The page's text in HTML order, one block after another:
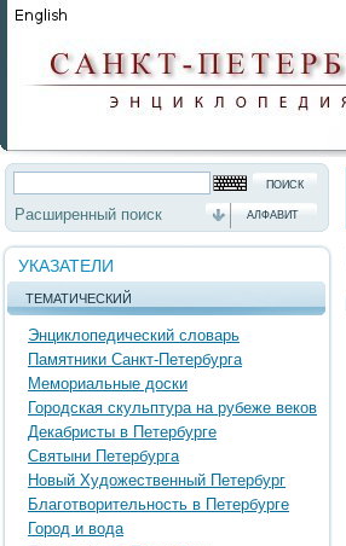
Расширенный поиск АЛФАВИТ
УКАЗАТЕЛИ
ТЕМАТИЧЕСКИЙ
Энциклопедический словарь
Памятники Санкт-Петербурга
Мемориальные доски
Городская скульптура на рубеже веков
Декабристы в Петербурге
Святыни Петербурга
Новый Художественный Петербург
Благотворительность в Петербурге
Город и вода